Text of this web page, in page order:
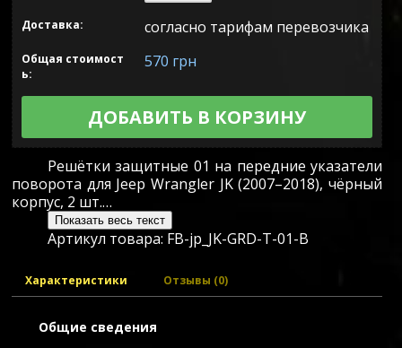
Доставка: согласно тарифам перевозчика
Общая стоимост
ь:
570 грн
ДОБАВИТЬ В КОРЗИНУ
Решётки защитные 01 на передние указатели
поворота для Jeep Wrangler JK (2007–2018), чёрный
корпус, 2 шт.…
Показать весь текст
Артикул товара: FB-jp_JK-GRD-T-01-B
Характеристики Отзывы (0)
Общие сведения